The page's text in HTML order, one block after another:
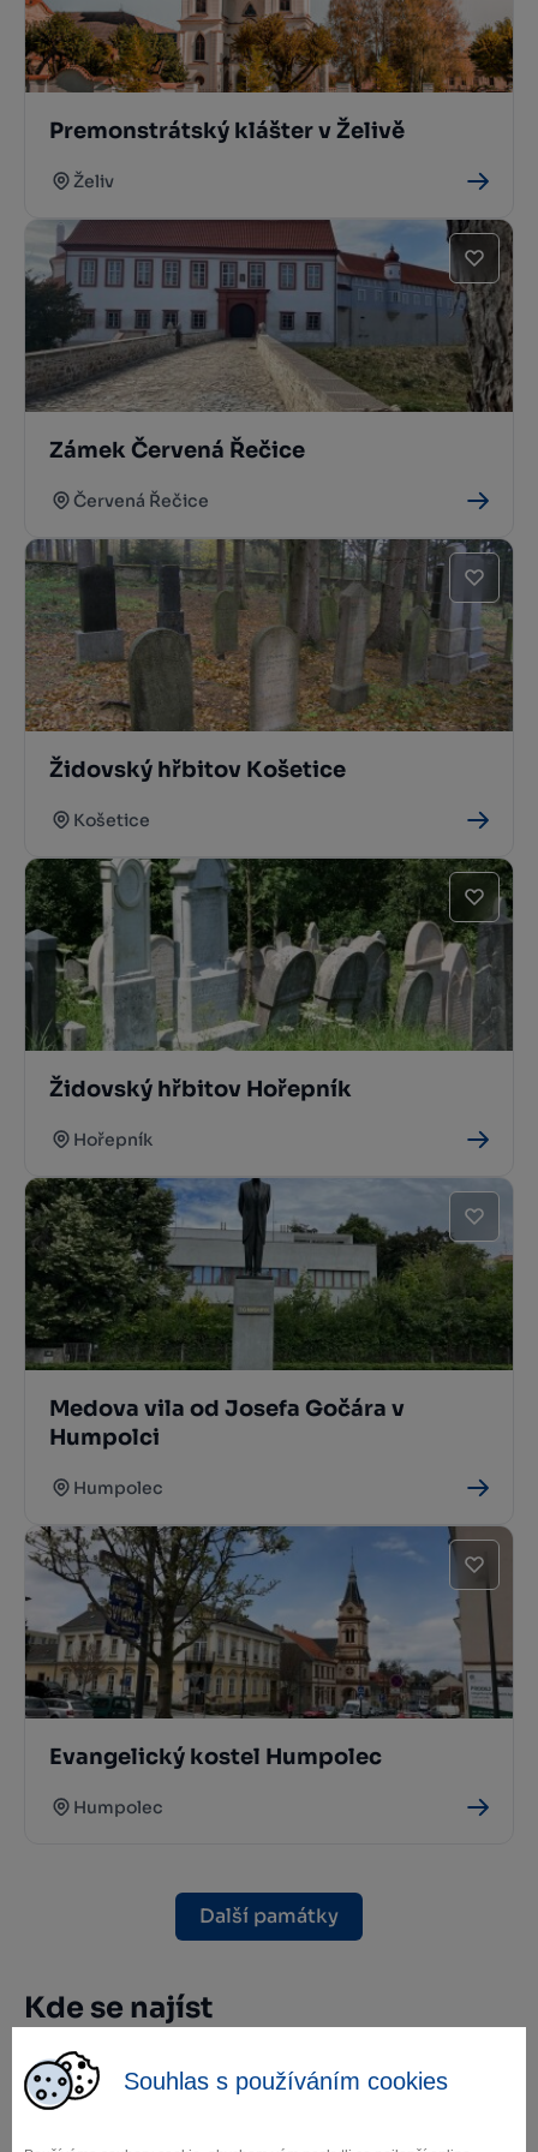
Souhlas s používáním cookies
Premonstrátský klášter v Želivě
Želiv
Zámek Červená Řečice
Červená Řečice
Židovský hřbitov Košetice
Košetice
Židovský hřbitov Hořepník
Hořepník
Medova vila od Josefa Gočára v
Humpolci
Humpolec
Evangelický kostel Humpolec
Humpolec
Další památky
Kde se najíst